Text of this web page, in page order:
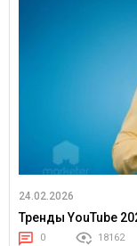
24.02.2026
Тренды YouTube
0 18162